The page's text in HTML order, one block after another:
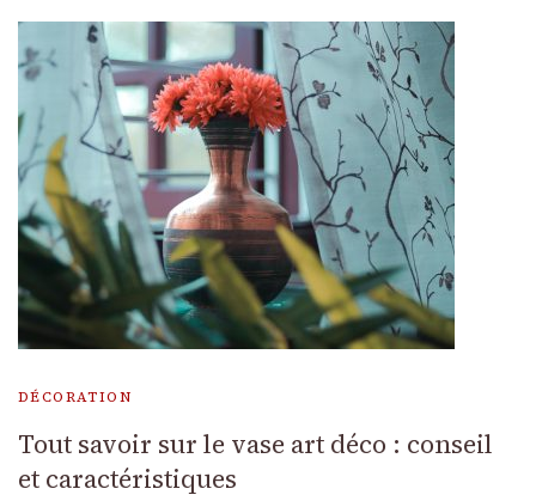
DÉCORATION
Tout savoir sur le vase art déco : conseil
et caractéristiques